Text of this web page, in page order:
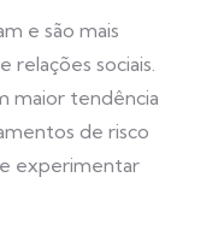
e são mais
relações sociais.
maior tendência
de risco
experimentar